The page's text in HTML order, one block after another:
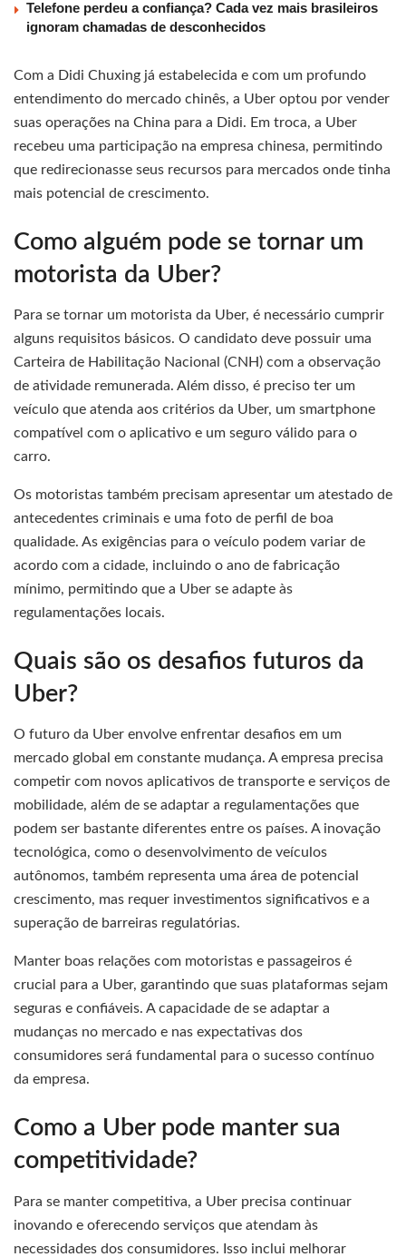
Telefone perdeu a confiança? Cada vez mais brasileiros
ignoram chamadas de desconhecidos
Com a Didi Chuxing já estabelecida e com um profundo
entendimento do mercado chinês, a Uber optou por vender
suas operações na China para a Didi. Em troca, a Uber
recebeu uma participação na empresa chinesa, permitindo
que redirecionasse seus recursos para mercados onde tinha
mais potencial de crescimento.
Como alguém pode se tornar um
motorista da Uber?
Para se tornar um motorista da Uber, é necessário cumprir
alguns requisitos básicos. O candidato deve possuir uma
Carteira de Habilitação Nacional (CNH) com a observação
de atividade remunerada. Além disso, é preciso ter um
veículo que atenda aos critérios da Uber, um smartphone
compatível com o aplicativo e um seguro válido para o
carro.
Os motoristas também precisam apresentar um atestado de
antecedentes criminais e uma foto de perfil de boa
qualidade. As exigências para o veículo podem variar de
acordo com a cidade, incluindo o ano de fabricação
mínimo, permitindo que a Uber se adapte às
regulamentações locais.
Quais são os desafios futuros da
Uber?
O futuro da Uber envolve enfrentar desafios em um
mercado global em constante mudança. A empresa precisa
competir com novos aplicativos de transporte e serviços de
mobilidade, além de se adaptar a regulamentações que
podem ser bastante diferentes entre os países. A inovação
tecnológica, como o desenvolvimento de veículos
autônomos, também representa uma área de potencial
crescimento, mas requer investimentos significativos e a
superação de barreiras regulatórias.
Manter boas relações com motoristas e passageiros é
crucial para a Uber, garantindo que suas plataformas sejam
seguras e confiáveis. A capacidade de se adaptar a
mudanças no mercado e nas expectativas dos
consumidores será fundamental para o sucesso contínuo
da empresa.
Como a Uber pode manter sua
competitividade?
Para se manter competitiva, a Uber precisa continuar
inovando e oferecendo serviços que atendam às
necessidades dos consumidores. Isso inclui melhorar